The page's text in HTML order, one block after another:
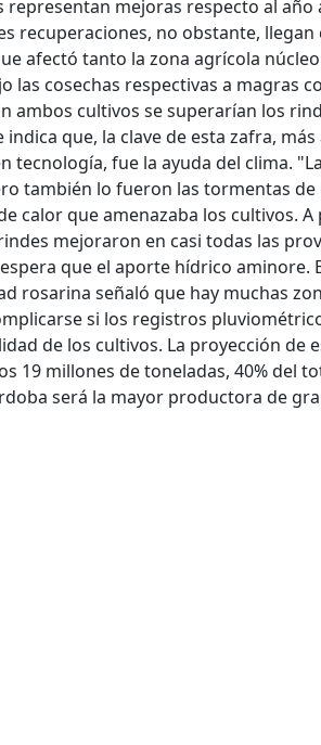
mejoras respecto al año
recuperaciones, no obstante,
afectó tanto la zona agrícola
las cosechas respectivas a magras
ambos cultivos se superarían los
que, la clave de esta zafra,
tecnología, fue la ayuda del clima.
también lo fueron las tormentas
calor que amenazaba los cultivos.
mejoraron en casi todas las
que el aporte hídrico aminore.
rosarina señaló que hay muchas
si los registros
de los cultivos. La proyección de
19 millones de toneladas, 40% del
será la mayor productora de